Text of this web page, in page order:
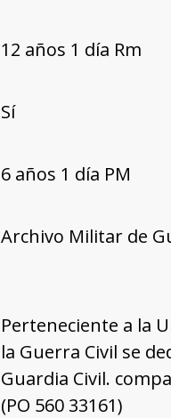
12 años 1 día Rm
Sí
6 años 1 día PM
Archivo Militar de
Perteneciente a la
la Guerra Civil se
Guardia Civil.
(PO 560 33161)